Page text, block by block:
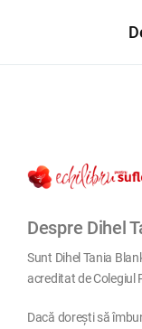
Despre Dihel
Sunt Dihel Tania
acreditat de Colegiul
Dacă dorești să